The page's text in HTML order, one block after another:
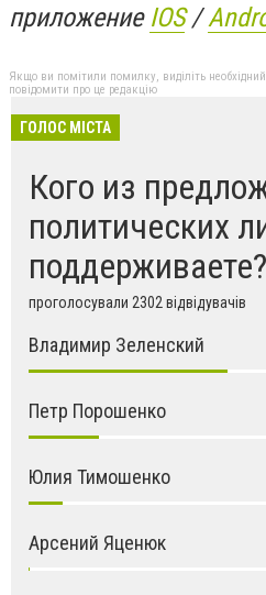
приложение IOS/
Якщо ви помітили помилку, виділіть
повідомити про це редакцію
ГОЛОС МІСТА
Кого из
политических
поддерживаете?
проголосували 2302 відвідувачів
Владимир Зеленский
Петр Порошенко
Юлия Тимошенко
Арсений Яценюк